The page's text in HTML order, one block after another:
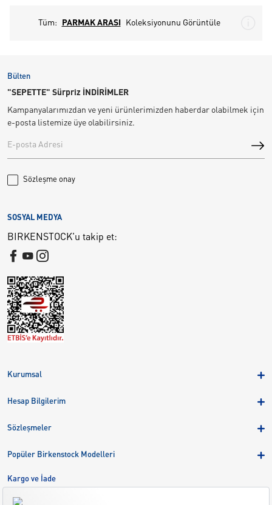
Tüm: PARMAK ARASI Koleksiyonunu Görüntüle
Bülten
"SEPETTE" Sürpriz İNDİRİMLER
Kampanyalarımızdan ve yeni ürünlerimizden haberdar olabilmek için
e-posta listemize üye olabilirsiniz.
Sözleşme onay
Kurumsal
Birkenstock Group
Kariyer
Hesap Bilgilerim
Sipariş Takibi
Sözleşmeler
Kargo ve İade
Çerez Tercihlerini Yönetin
Popüler Birkenstock Modelleri
Kargo ve İade
Bize Ulaşın
SOSYAL MEDYA
BIRKENSTOCK'u takip et: